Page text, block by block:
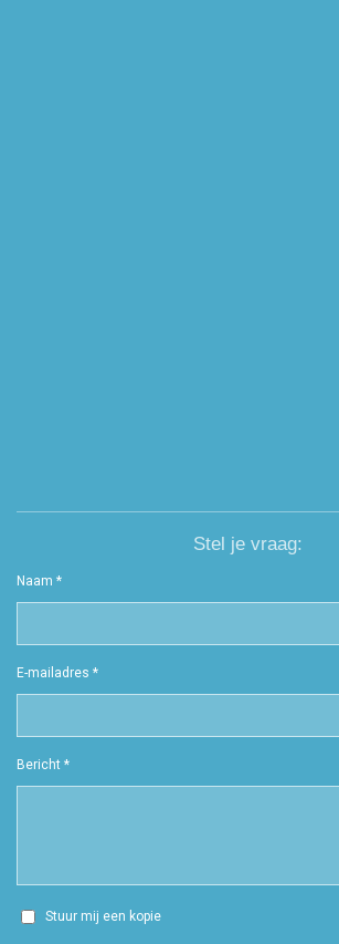
Stel je vraag:
Naam *
E-mailadres *
Bericht *
Stuur mij een kopie